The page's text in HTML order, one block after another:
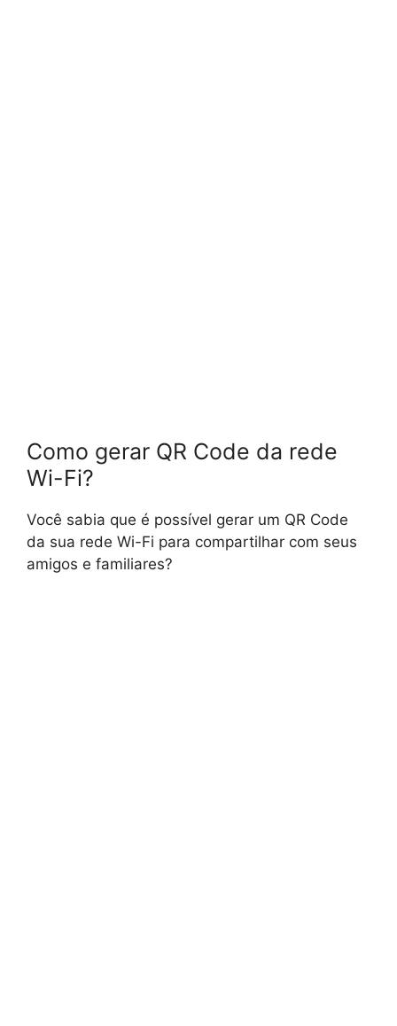
Como gerar QR Code da rede
Wi-Fi?
Você sabia que é possível gerar um QR Code
da sua rede Wi-Fi para compartilhar com seus
amigos e familiares?